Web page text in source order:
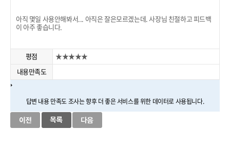
아직 몇일 사용안해봐서... 아직은 잘은모르겠는데. 사장님 친절하고 피드백
이 아주 좋습니다.
평점
★★★★★
내용만족도
답변 내용 만족도 조사는 향후 더 좋은 서비스를 위한 데이터로 사용됩니다.